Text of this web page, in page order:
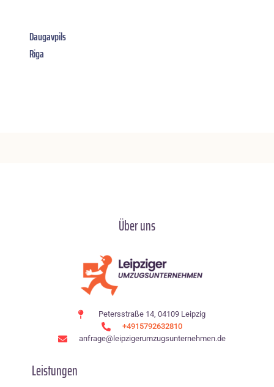
Daugavpils
Riga
Über uns
Petersstraße 14, 04109 Leipzig
+4915792632810
anfrage@leipzigerumzugsunternehmen.de
Leistungen